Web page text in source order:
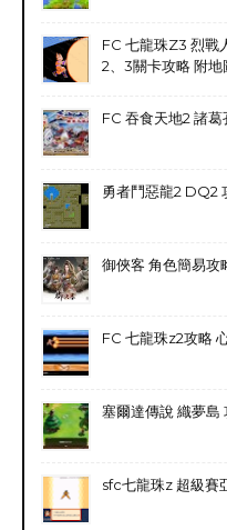
FC 七龍珠Z3 烈戰
2、3關卡攻略 附地
FC 吞食天地2 諸
勇者鬥惡龍2 DQ2
御俠客 角色簡易攻
FC 七龍珠z2攻略
塞爾達傳說 織夢島
sfc七龍珠z 超級賽